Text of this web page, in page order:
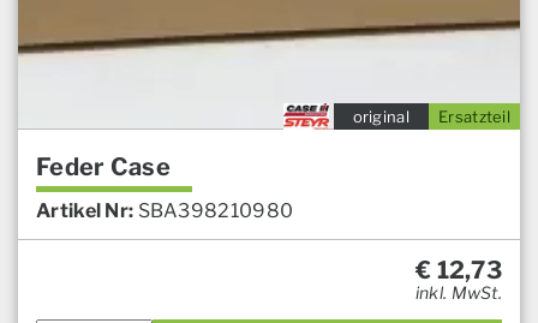
Ersatzteil
original
Feder Case
Artikel Nr: SBA398210980
€ 12,73
inkl. MwSt.